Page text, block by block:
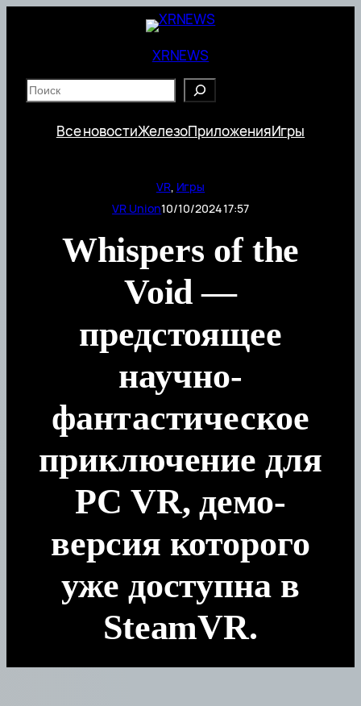
XRNEWS
Все новостиЖелезоПриложенияИгры
VR, Игры
VR Union10/10/2024 17:57
Whispers of the
Void —
предстоящее
научно-
фантастическое
приключение для
PC VR, демо-
версия которого
уже доступна в
SteamVR.